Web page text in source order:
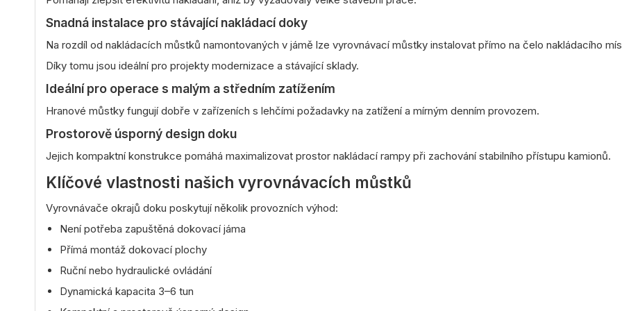
Snadná instalace pro stávající nakládací doky
Na rozdíl od nakládacích můstků namontovaných v jámě lze vyrovnávací můstky instalovat přímo na čelo nakládacího
Díky tomu jsou ideální pro projekty modernizace a stávající sklady.
Ideální pro operace s malým a středním zatížením
Hranové můstky fungují dobře v zařízeních s lehčími požadavky na zatížení a mírným denním provozem.
Prostorově úsporný design doku
Jejich kompaktní konstrukce pomáhá maximalizovat prostor nakládací rampy při zachování stabilního přístupu kamionů.
Klíčové vlastnosti našich vyrovnávacích můstků
Vyrovnávače okrajů doku poskytují několik provozních výhod:
Není potřeba zapuštěná dokovací jáma
Přímá montáž dokovací plochy
Ruční nebo hydraulické ovládání
Dynamická kapacita 3–6 tun